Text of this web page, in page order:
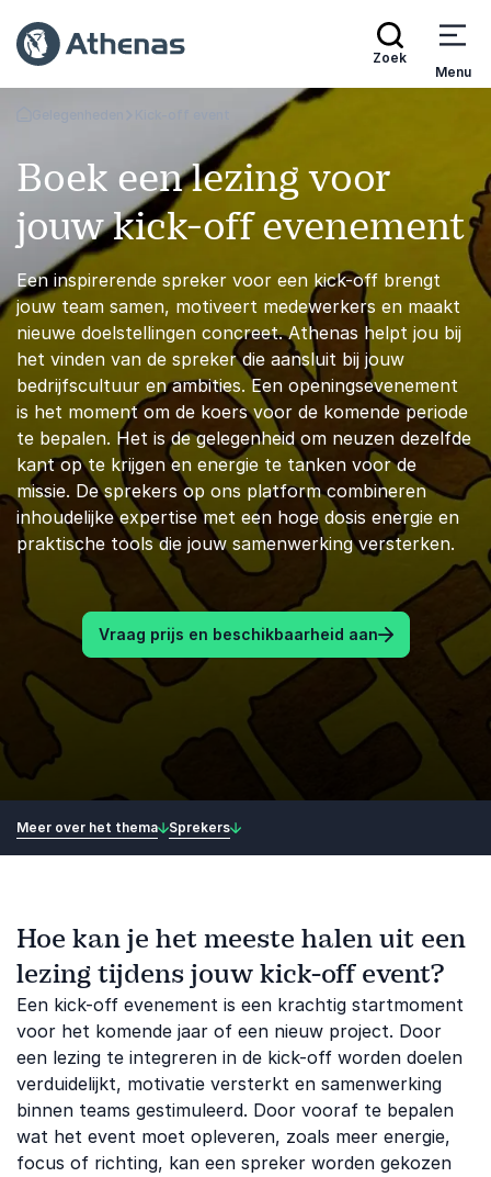
Zoek
Menu
Boek een lezing voor
jouw kick-off evenement
Een inspirerende spreker voor een kick-off brengt
jouw team samen, motiveert medewerkers en maakt
nieuwe doelstellingen concreet. Athenas helpt jou bij
het vinden van de spreker die aansluit bij jouw
bedrijfscultuur en ambities. Een openingsevenement
is het moment om de koers voor de komende periode
te bepalen. Het is de gelegenheid om neuzen dezelfde
kant op te krijgen en energie te tanken voor de
missie. De sprekers op ons platform combineren
inhoudelijke expertise met een hoge dosis energie en
praktische tools die jouw samenwerking versterken.
Vraag prijs en beschikbaarheid aan
Meer over het thema Sprekers
Hoe kan je het meeste halen uit een
lezing tijdens jouw kick-off event?
Een kick-off evenement is een krachtig startmoment
voor het komende jaar of een nieuw project. Door
een lezing te integreren in de kick-off worden doelen
verduidelijkt, motivatie versterkt en samenwerking
binnen teams gestimuleerd. Door vooraf te bepalen
wat het event moet opleveren, zoals meer energie,
focus of richting, kan een spreker worden gekozen